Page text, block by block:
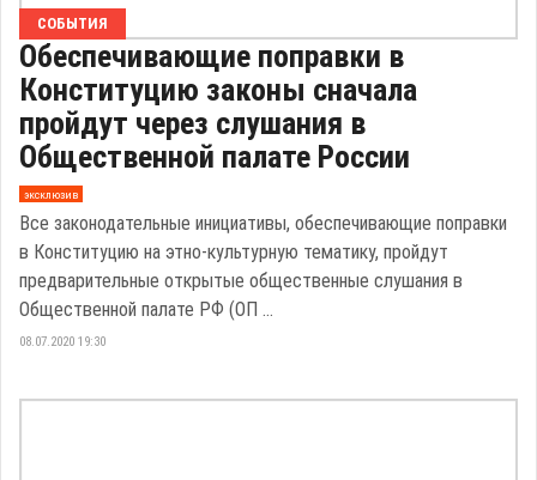
СОБЫТИЯ
Обеспечивающие поправки в
Конституцию законы сначала
пройдут через слушания в
Общественной палате России
эксклюзив
Все законодательные инициативы, обеспечивающие поправки
в Конституцию на этно-культурную тематику, пройдут
предварительные открытые общественные слушания в
Общественной палате РФ (ОП ...
08.07.2020 19:30